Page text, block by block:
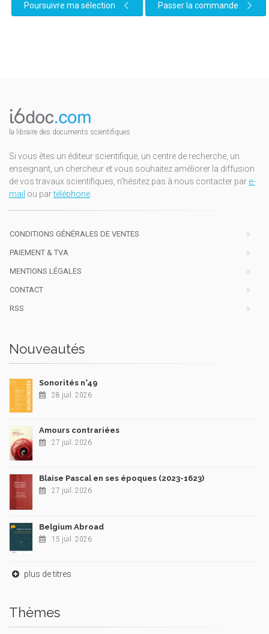
Poursuivre ma sélection Passer la commande
la libraire des documents scientifiques
Si vous êtes un éditeur scientifique, un centre de recherche, un
enseignant, un chercheur et vous souhaitez améliorer la diffusion
de vos travaux scientifiques, n'hésitez pas à nous contacter par e-
mail ou partéléphone.
CONDITIONS GÉNÉRALES DE VENTES
PAIEMENT & TVA
MENTIONS LÉGALES
CONTACT
RSS
Nouveautés
Sonorités n°49
28 juil. 2026
Amours contrariées
27 juil. 2026
Blaise Pascal en ses époques (2023-1623)
27 juil. 2026
Belgium Abroad
15 juil. 2026
plus de titres
Thèmes